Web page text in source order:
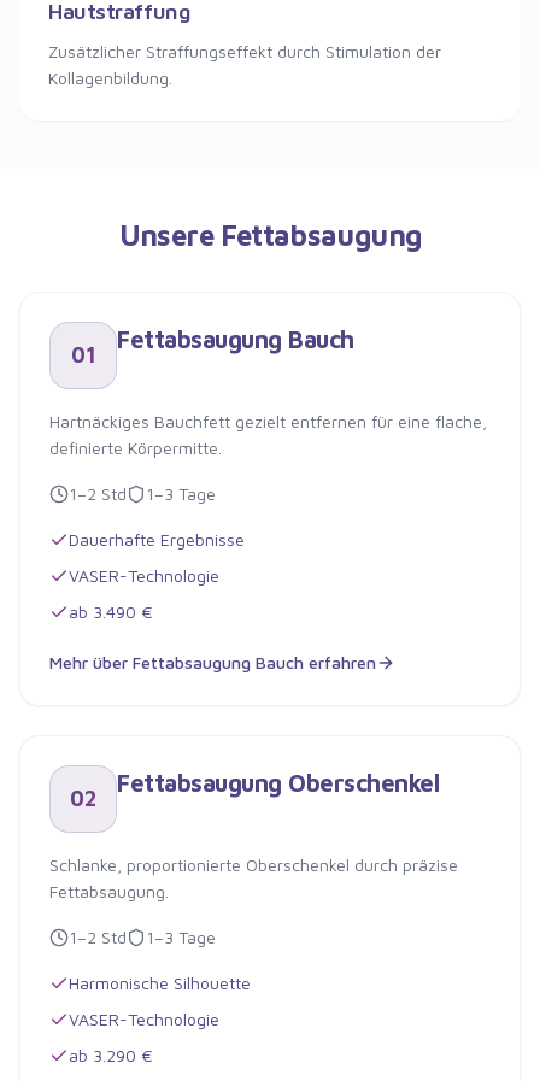
Hautstraffung
Zusätzlicher Straffungseffekt durch Stimulation der
Kollagenbildung.
Unsere Fettabsaugung
01
Fettabsaugung Bauch
Hartnäckiges Bauchfett gezielt entfernen für eine flache,
definierte Körpermitte.
1–2 Std 1–3 Tage
Dauerhafte Ergebnisse
VASER-Technologie
ab 3.490 €
Mehr über Fettabsaugung Bauch erfahren
02
Fettabsaugung Oberschenkel
Schlanke, proportionierte Oberschenkel durch präzise
Fettabsaugung.
1–2 Std 1–3 Tage
Harmonische Silhouette
VASER-Technologie
ab 3.290 €